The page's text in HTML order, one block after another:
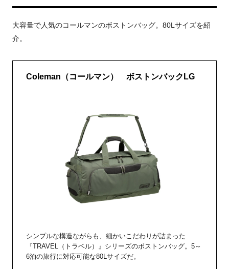
大容量で人気のコールマンのボストンバッグ。80Lサイズを紹
介。
Coleman（コールマン） ボストンバックLG
シンプルな構造ながらも、細かいこだわりが詰まった
『TRAVEL（トラベル）』シリーズのボストンバッグ。5～
6泊の旅行に対応可能な80Lサイズだ。